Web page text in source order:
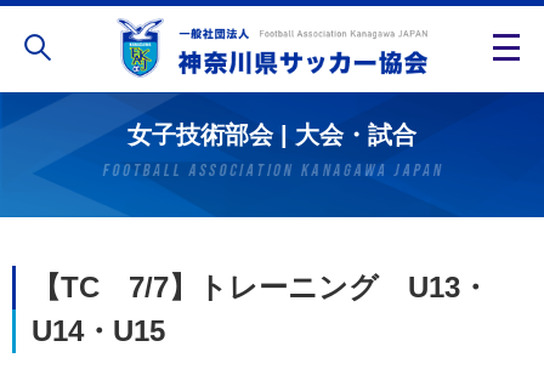
女子技術部会 | 大会・試合
【TC 7/7】トレーニング U13・
U14・U15